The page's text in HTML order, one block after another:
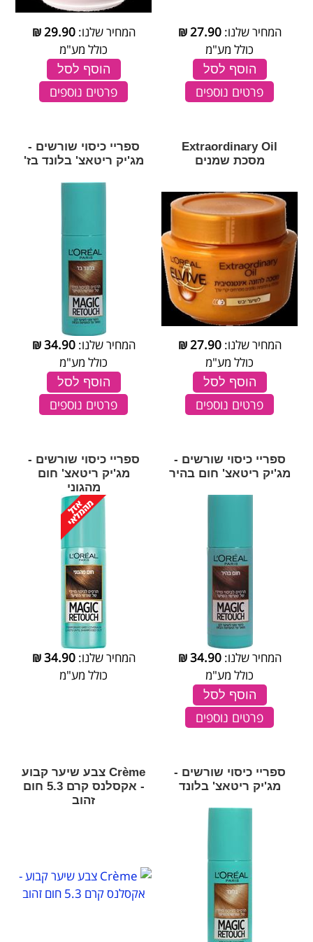
המחיר שלנו:27.90
₪
כולל מע"מ
הוסף לסל
פרטים נוספים
המחיר שלנו:29.90
₪
כולל מע"מ
הוסף לסל
פרטים נוספים
Extraordinary Oil
מסכת שמנים
המחיר שלנו:27.90
₪
כולל מע"מ
הוסף לסל
פרטים נוספים
ספריי כיסוי שורשים -
מג'יק ריטאצ' בלונד בז'
המחיר שלנו:34.90
₪
כולל מע"מ
הוסף לסל
פרטים נוספים
ספריי כיסוי שורשים -
מג'יק ריטאצ' חום בהיר
המחיר שלנו:34.90
₪
כולל מע"מ
הוסף לסל
פרטים נוספים
ספריי כיסוי שורשים -
מג'יק ריטאצ' חום
מהגוני
המחיר שלנו:34.90
₪
כולל מע"מ
ספריי כיסוי שורשים -
מג'יק ריטאצ' בלונד
Crème צבע שיער קבוע
- אקסלנס קרם 5.3 חום
זהוב